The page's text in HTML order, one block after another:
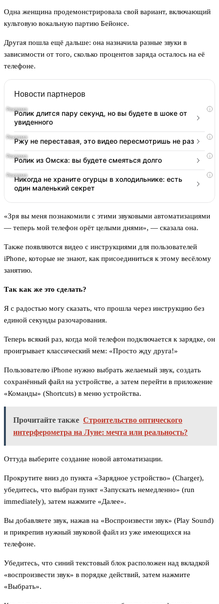
Одна женщина продемонстрировала свой вариант, включающий
культовую вокальную партию Бейонсе.
Другая пошла ещё дальше: она назначила разные звуки в
зависимости от того, сколько процентов заряда осталось на её
телефоне.
Новости партнеров
i
Ролик длится пару секунд, но вы будете в шоке от
увиденного
i
Ржу не переставая, это видео пересмотришь не раз
i
Ролик из Омска: вы будете смеяться долго
i
Никогда не храните огурцы в холодильнике: есть
один маленький секрет
«Зря вы меня познакомили с этими звуковыми автоматизациями
— теперь мой телефон орёт целыми днями», — сказала она.
Также появляются видео с инструкциями для пользователей
iPhone, которые не знают, как присоединиться к этому весёлому
занятию.
Так как же это сделать?
Я с радостью могу сказать, что прошла через инструкцию без
единой секунды разочарования.
Теперь всякий раз, когда мой телефон подключается к зарядке, он
проигрывает классический мем: «Просто жду друга!»
Пользователю iPhone нужно выбрать желаемый звук, создать
сохранённый файл на устройстве, а затем перейти в приложение
«Команды» (Shortcuts) в меню устройства.
Прочитайте также Строительство оптического
интерферометра на Луне: мечта или реальность?
Оттуда выберите создание новой автоматизации.
Прокрутите вниз до пункта «Зарядное устройство» (Charger),
убедитесь, что выбран пункт «Запускать немедленно» (run
immediately), затем нажмите «Далее».
Вы добавляете звук, нажав на «Воспроизвести звук» (Play Sound)
и прикрепив нужный звуковой файл из уже имеющихся на
телефоне.
Убедитесь, что синий текстовый блок расположен над вкладкой
«воспроизвести звук» в порядке действий, затем нажмите
«Выбрать».